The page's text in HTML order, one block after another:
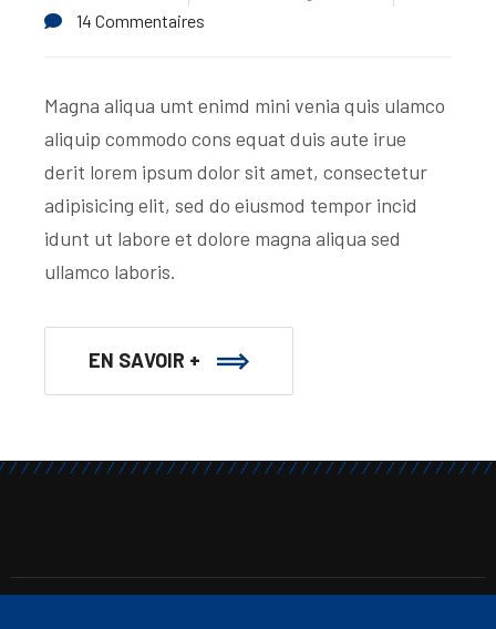
14 Commentaires
Magna aliqua umt enimd mini venia quis ulamco
aliquip commodo cons equat duis aute irue
derit lorem ipsum dolor sit amet, consectetur
adipisicing elit, sed do eiusmod tempor incid
idunt ut labore et dolore magna aliqua sed
ullamco laboris.
EN SAVOIR +